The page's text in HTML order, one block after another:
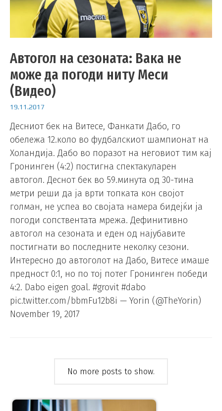
Автогол на сезоната: Вака не
може да погоди ниту Меси
(Видео)
19.11.2017
Десниот бек на Витесе, Фанкати Дабо, го
обележа 12.коло во фудбалскиот шампионат на
Холандија. Дабо во поразот на неговиот тим кај
Гронинген (4:2) постигна спектакуларен
автогол. Деснот бек во 59.минута од 30-тина
метри реши да ја врти топката кон својот
голман, не успеа во својата намера бидејќи ја
погоди сопствентата мрежа. Дефинитивно
автогол на сезоната и еден од најубавите
постигнати во последните неколку сезони.
Интересно до автоголот на Дабо, Витесе имаше
предност 0:1, но по тој потег Гронинген победи
4:2. Dabo eigen goal. #grovit #dabo
pic.twitter.com/bbmFu12b8i — Yorin (@TheYorin)
November 19, 2017
No more posts to show.